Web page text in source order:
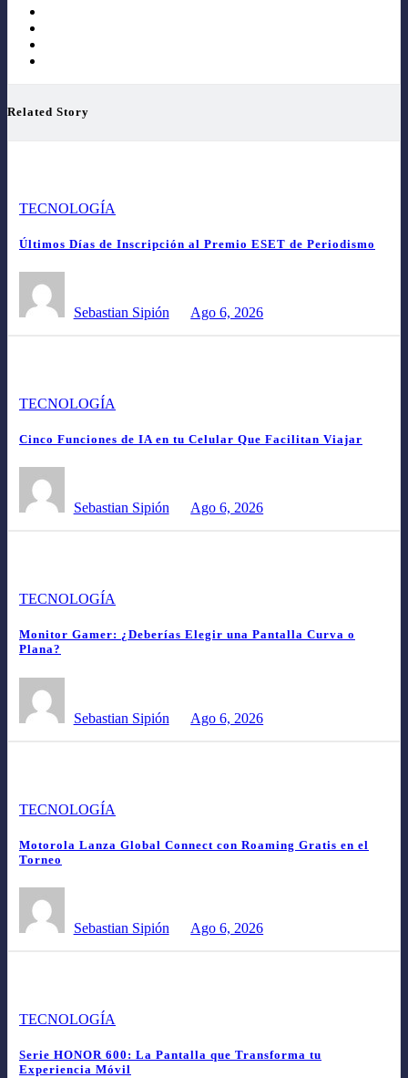
Related Story
TECNOLOGÍA
Últimos Días de Inscripción al Premio ESET de Periodismo
Sebastian Sipión Ago 6, 2026
TECNOLOGÍA
Cinco Funciones de IA en tu Celular Que Facilitan Viajar
Sebastian Sipión Ago 6, 2026
TECNOLOGÍA
Monitor Gamer: ¿Deberías Elegir una Pantalla Curva o
Plana?
Sebastian Sipión Ago 6, 2026
TECNOLOGÍA
Motorola Lanza Global Connect con Roaming Gratis en el
Torneo
Sebastian Sipión Ago 6, 2026
TECNOLOGÍA
Serie HONOR 600: La Pantalla que Transforma tu
Experiencia Móvil